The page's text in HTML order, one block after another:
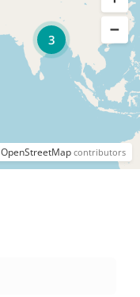
3
OpenStreetMap contributors